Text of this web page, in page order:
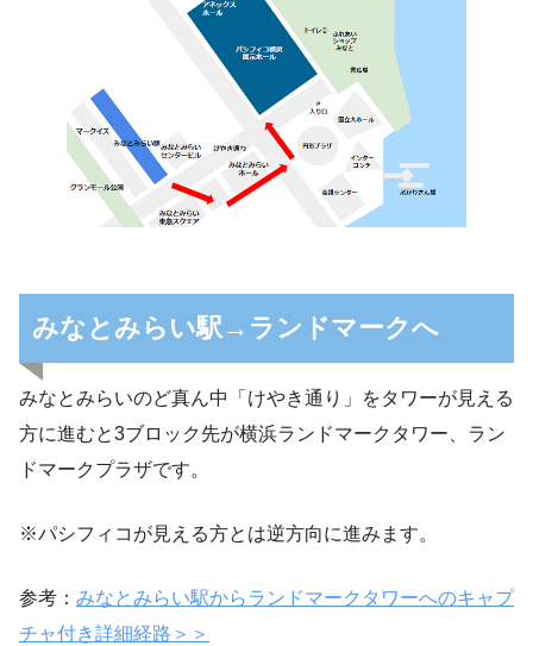
みなとみらい駅→ランドマークへ
みなとみらいのど真ん中「けやき通り」をタワーが見える
方に進むと3ブロック先が横浜ランドマークタワー、ラン
ドマークプラザです。
※パシフィコが見える方とは逆方向に進みます。
参考： みなとみらい駅からランドマークタワーへのキャプ
チャ付き詳細経路＞＞